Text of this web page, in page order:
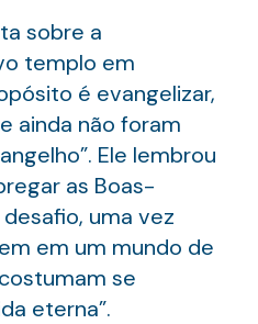
sobre a
templo em
é evangelizar,
ainda não foram
Ele lembrou
as Boas-
desafio, uma vez
em um mundo de
se
eterna”.